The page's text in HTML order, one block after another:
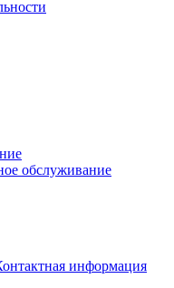
обслуживание
информация